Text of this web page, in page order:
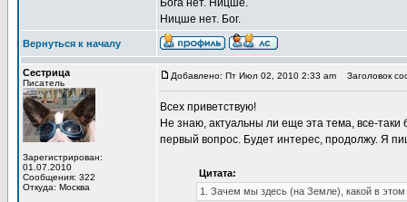
Бога нет. Ницше.
Ницше нет. Бог.
Вернуться к началу
Сестрица
Писатель
Зарегистрирован:
01.07.2010
Сообщения: 322
Откуда: Москва
Добавлено: Пт Июл 02, 2010 2:33 am Заголовок
Всех приветствую!
Не знаю, актуальны ли еще эта тема, все-
первый вопрос. Будет интерес, продолжу. Я
Цитата:
1. Зачем мы здесь (на Земле), какой в